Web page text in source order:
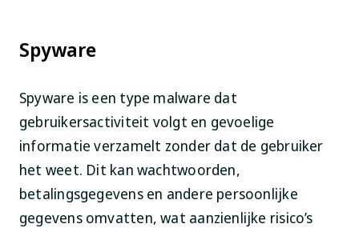
Spyware
Spyware is een type malware dat
gebruikersactiviteit volgt en gevoelige
informatie verzamelt zonder dat de gebruiker
het weet. Dit kan wachtwoorden,
betalingsgegevens en andere persoonlijke
gegevens omvatten, wat aanzienlijke risico’s